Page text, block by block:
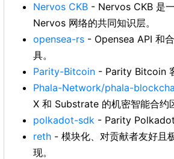
Nervos CKB - Nervos CKB 是
Nervos 网络的共同知识层。
opensea-rs - Opensea API 和
具。
Parity-Bitcoin - Parity Bitcoin
Phala-Network/phala-
X 和 Substrate 的机密智能合约
polkadot-sdk - Parity
reth - 模块化、对贡献者友好且
现。